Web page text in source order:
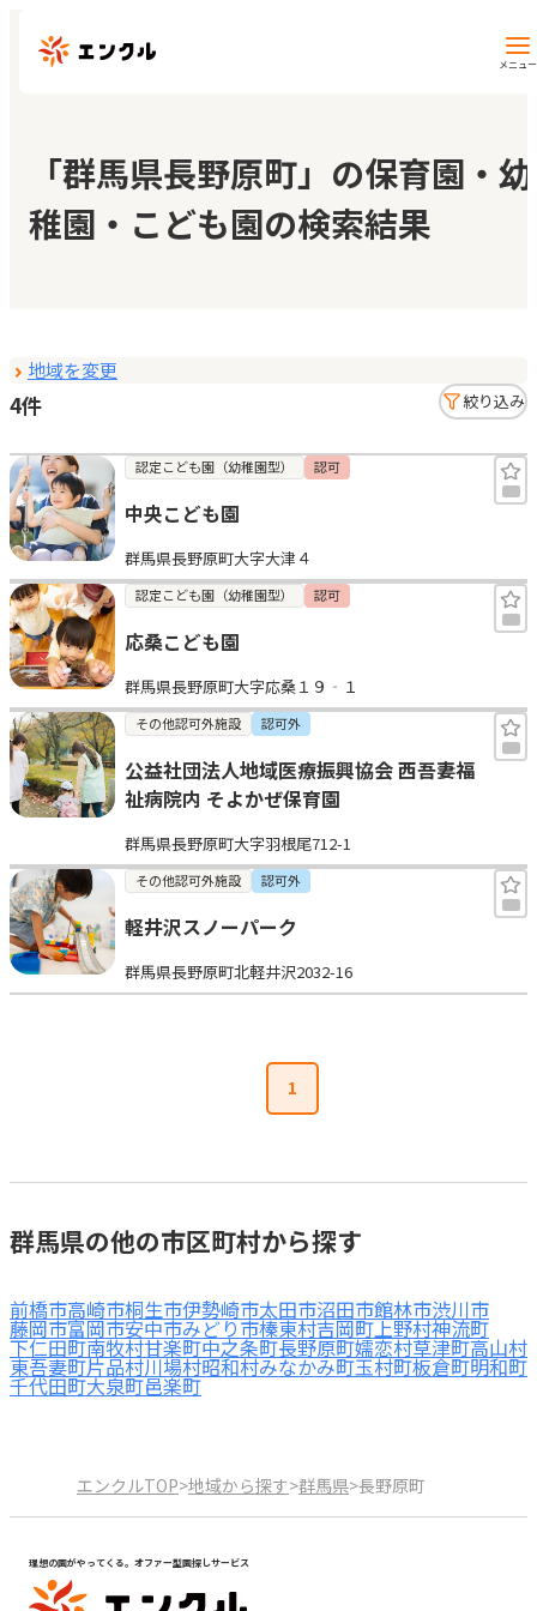
メニュー
保育園・幼稚園を探す
地図から探す
マイページ
お気に入り
見学日記
メッセージ
おすすめの園
エンクルの特徴と活用方法
コラム
お知らせ
「群馬県長野原町」の保育園・幼
稚園・こども園の検索結果
地域を変更
4件 絞り込み
認定こども園（幼稚園型） 認可
中央こども園
群馬県長野原町大字大津４
認定こども園（幼稚園型） 認可
応桑こども園
群馬県長野原町大字応桑１９‐１
その他認可外施設 認可外
公益社団法人地域医療振興協会 西吾妻福
祉病院内 そよかぜ保育園
群馬県長野原町大字羽根尾712-1
その他認可外施設 認可外
軽井沢スノーパーク
群馬県長野原町北軽井沢2032-16
1
群馬県の他の市区町村から探す
前橋市高崎市桐生市伊勢崎市太田市沼田市館林市渋川市
藤岡市富岡市安中市みどり市榛東村吉岡町上野村神流町
下仁田町南牧村甘楽町中之条町長野原町嬬恋村草津町高山村
東吾妻町片品村川場村昭和村みなかみ町玉村町板倉町明和町
千代田町大泉町邑楽町
エンクルTOP>地域から探す>群馬県>長野原町
理想の園がやってくる。オファー型園探しサービス